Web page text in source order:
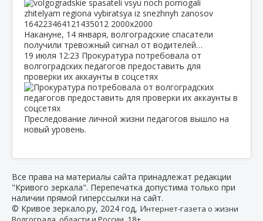
Накануне, 14 января, волгоградские спасатели
получили тревожный сигнал от водителей…
19 июля 12:23 Прокуратура потребовала от
волгоградских педагогов предоставить для
проверки их аккаунты в соцсетях
Преследование личной жизни педагогов вышло на
новый уровень.
Все права на материалы сайта принадлежат редакции
"Кривого зеркала". Перепечатка допустима только при
наличии прямой гиперссылки на сайт.
© Кривое зеркало.ру, 2024 год, Интернет-газета о жизни